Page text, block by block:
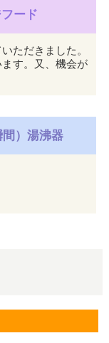
ード
ただきました。
す。又、機会が
）湯沸器